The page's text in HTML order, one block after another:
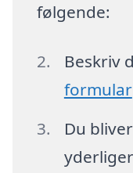
følgende:
Beskriv
formular
Du